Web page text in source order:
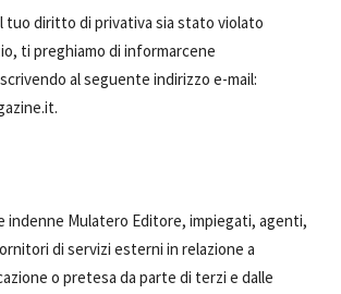
tuo diritto di privativa sia stato violato
ti preghiamo di informarcene
al seguente indirizzo e-mail:
indenne Mulatero Editore, impiegati, agenti,
di servizi esterni in relazione a
o pretesa da parte di terzi e dalle